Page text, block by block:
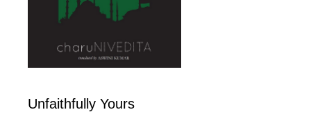
Unfaithfully Yours